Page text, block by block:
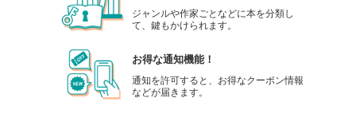
880円 (税込)
週刊東洋経済 2025/8/30号
ジャンルや作家ごとなどに本を分類し
て、鍵もかけられます。
お得な通知機能！
通知を許可すると、お得なクーポン情報
などが届きます。